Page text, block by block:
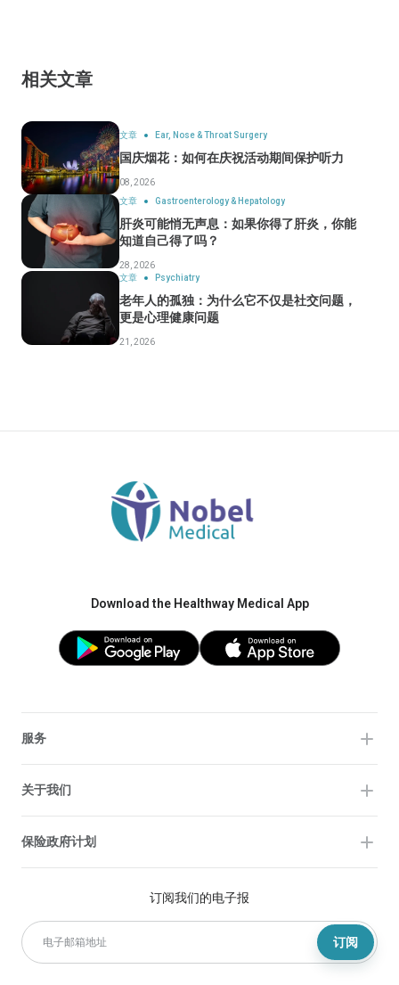
相关文章
文章 Ear, Nose & Throat Surgery
国庆烟花：如何在庆祝活动期间保护听力
08, 2026
文章
Gastroenterology & Hepatology
肝炎可能悄无声息：如果你得了肝炎，你能
知道自己得了吗？
28, 2026
文章
Psychiatry
老年人的孤独：为什么它不仅是社交问题，
更是心理健康问题
21, 2026
Download the Healthway Medical App
订阅我们的电子报
订阅
服务
关于我们
保险政府计划